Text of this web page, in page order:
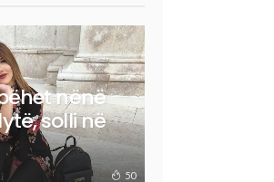
nënë
solli në
50